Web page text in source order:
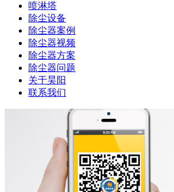
喷淋塔
除尘设备
除尘器案例
除尘器视频
除尘器方案
除尘器问题
关于昊阳
联系我们